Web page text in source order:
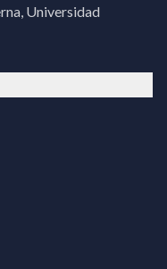
Universidad